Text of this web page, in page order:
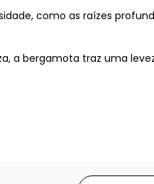
como as raízes
a bergamota traz uma